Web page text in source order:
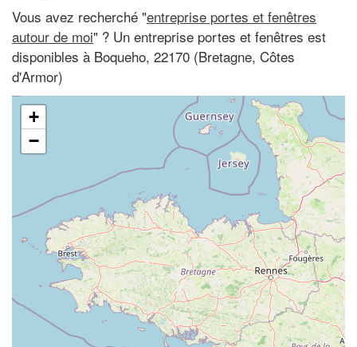
Vous avez recherché "entreprise portes et fenêtres
autour de moi" ? Un entreprise portes et fenêtres est
disponibles à Boqueho, 22170 (Bretagne, Côtes
d'Armor)
+
−